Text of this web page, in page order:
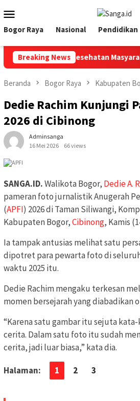
ke
kontenMobile
Bogor Raya Nasional Pendidikan
Breaking News
Pelayanan Kesehatan Masyarakat
Beranda Bogor Raya Kabupaten
Dedie Rachim Kunjungi
2026 di Cibinong
Adminsanga
16 Mei 2026
66 views
SANGA.ID.Walikota Bogor, Dedie A.
pameran foto jurnalistik Anugerah
(APFI) 2026 di Taman Siliwangi,
Kabupaten Bogor,Cibinong, Kamis
Ia tampak antusias melihat satu
dipotret para pewarta foto di
waktu 2025 itu.
Dedie Rachim mengaku terkesan
momen bersejarah yang diabadikan
“Karena satu gambar itu sejuta
cerita. Dalam satu foto itu sudah
cerita, jadi luar biasa,” kata dia.
Halaman: 1 2 3